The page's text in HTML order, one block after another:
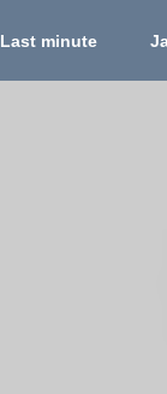
Last minute